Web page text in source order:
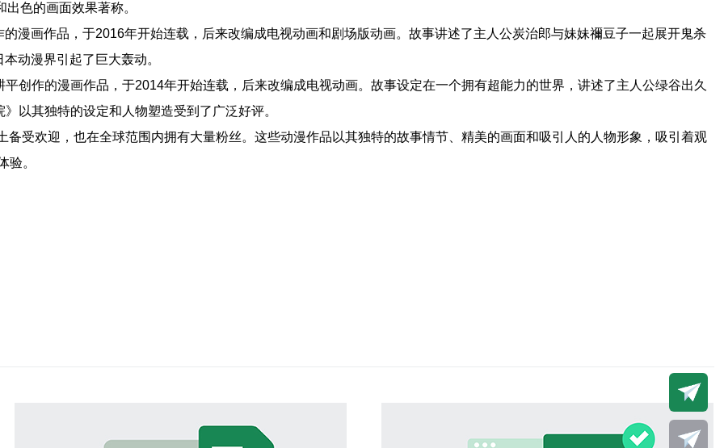
色的画面效果著称。
漫画作品，于2016年开始连载，后来改编成电视动画和剧场版动画。故事讲述了主人公炭治郎与妹妹禰豆子一起展开鬼杀
动漫界引起了巨大轰动。
创作的漫画作品，于2014年开始连载，后来改编成电视动画。故事设定在一个拥有超能力的世界，讲述了主人公绿谷出久
以其独特的设定和人物塑造受到了广泛好评。
受欢迎，也在全球范围内拥有大量粉丝。这些动漫作品以其独特的故事情节、精美的画面和吸引人的人物形象，吸引着观
验。